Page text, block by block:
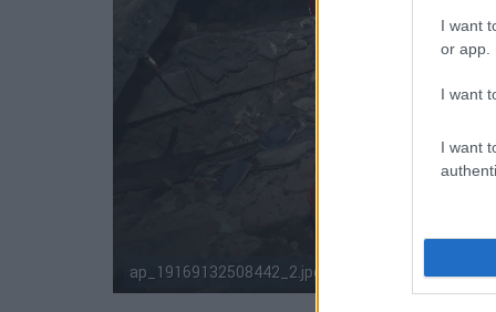
I want
or app.
I want
I want
ap_19169132508442_2.jpg